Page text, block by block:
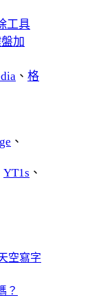
工具
加
、 格
、
YT1s 、
空寫字
？